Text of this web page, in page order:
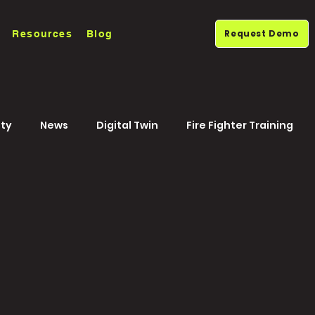
Resources Blog Request Demo
News Digital Twin Fire Fighter Training